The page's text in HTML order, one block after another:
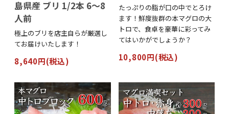
島県産 ブリ 1/2本 6～8
人前
極上のブリを店主自らが厳選し
てお届けいたします！
8,640円(税込)
たっぷりの脂が口の中でとろけ
ます！鮮度抜群の本マグロの大
トロで、食卓を豪華に彩ってみ
てはいかがでしょうか？
10,800円(税込)